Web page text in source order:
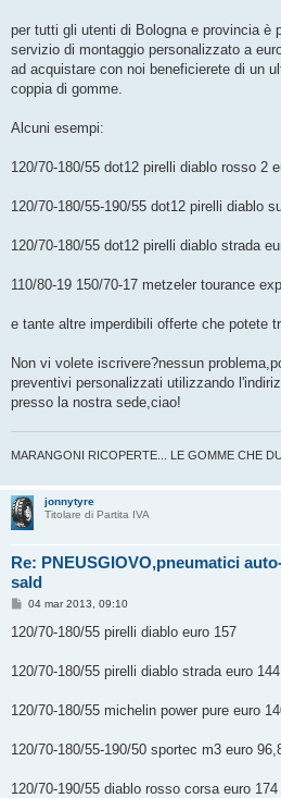
per tutti gli utenti di Bologna e provincia è
servizio di montaggio personalizzato a
ad acquistare con noi beneficierete di un
coppia di gomme.
Alcuni esempi:
120/70-180/55 dot12 pirelli diablo rosso 2
120/70-180/55-190/55 dot12 pirelli diablo
120/70-180/55 dot12 pirelli diablo strada
110/80-19 150/70-17 metzeler tourance
e tante altre imperdibili offerte che potete
Non vi volete iscrivere?nessun
preventivi personalizzati utilizzando
presso la nostra sede,ciao!
MARANGONI RICOPERTE... LE GOMME CHE
jonnytyre
Titolare di Partita IVA
Re: PNEUSGIOVO,pneumatici
sald
M
s
g
o
04 mar 2013, 09:10
120/70-180/55 pirelli diablo euro 157
120/70-180/55 pirelli diablo strada euro 144
120/70-180/55 michelin power pure euro
120/70-180/55-190/50 sportec m3 euro
120/70-190/55 diablo rosso corsa euro 174